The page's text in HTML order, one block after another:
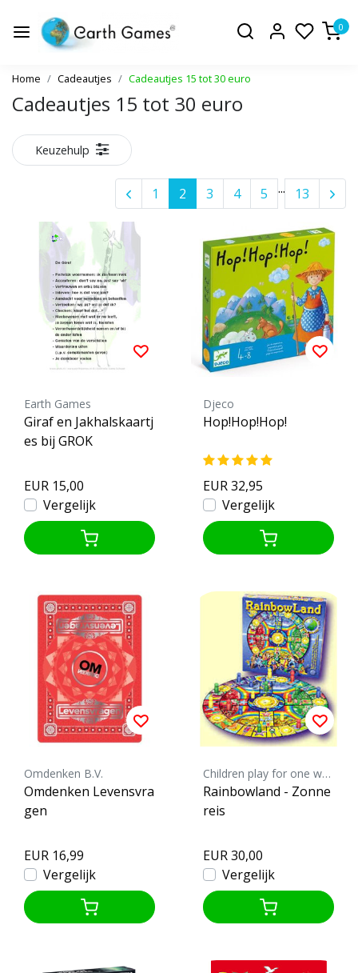
0
Home Cadeautjes Cadeautjes 15 tot 30 euro
Cadeautjes 15 tot 30 euro
Keuzehulp
1 2 3 4 5 ... 13
Earth Games
Giraf en Jakhalskaartj
es bij GROK
EUR 15,00
Vergelijk
Djeco
Hop!Hop!Hop!
EUR 32,95
Vergelijk
Omdenken B.V.
Omdenken Levensvra
gen
EUR 16,99
Vergelijk
Children play for one world
Rainbowland - Zonne
reis
EUR 30,00
Vergelijk